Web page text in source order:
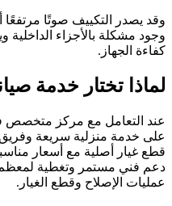
وقد يصدر التكييف صوتًا مرتفعًا
وجود مشكلة بالأجزاء
كفاءة الجهاز.
لماذا تختار خدمة
عند التعامل مع مركز
على خدمة منزلية سريعة
قطع غيار أصلية مع أسعار
دعم فني مستمر وتغطية
عمليات الإصلاح وقطع الغيار.